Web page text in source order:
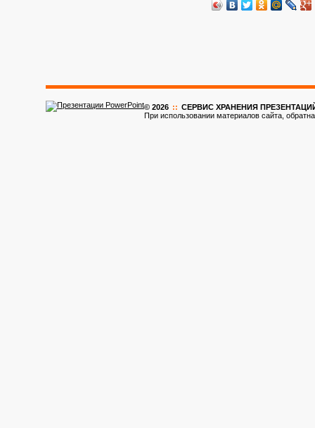
© 2026 :: CЕРВИС ХРАНЕНИЯ ПРЕЗЕНТАЦИЙ
При использовании материалов сайта,